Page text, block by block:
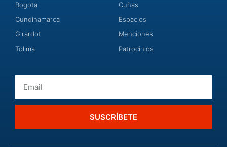
Bogota
Cundinamarca
Girardot
Tolima
Cuñas
Espacios
Menciones
Patrocinios
SUSCRÍBETE